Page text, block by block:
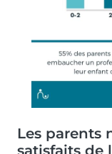
Les parents
satisfaits de